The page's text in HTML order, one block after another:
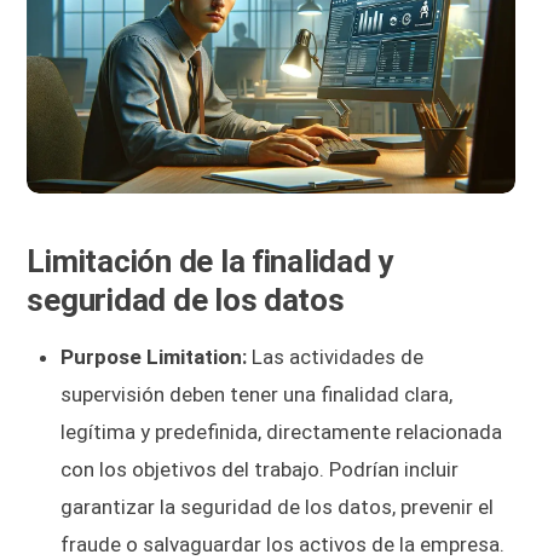
Limitación de la finalidad y
seguridad de los datos
Purpose Limitation: Las actividades de
supervisión deben tener una finalidad clara,
legítima y predefinida, directamente relacionada
con los objetivos del trabajo. Podrían incluir
garantizar la seguridad de los datos, prevenir el
fraude o salvaguardar los activos de la empresa.